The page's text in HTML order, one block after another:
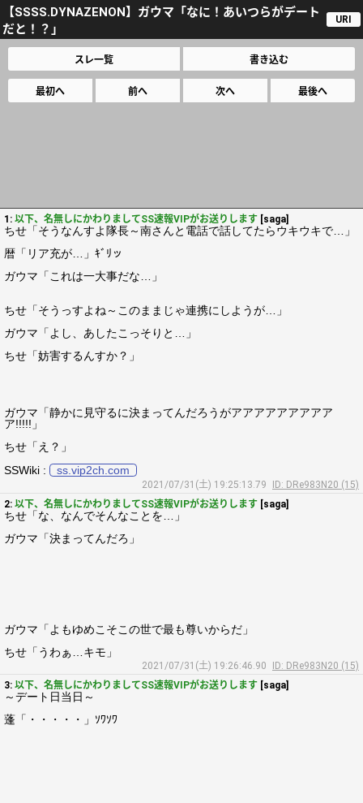
【SSSS.DYNAZENON】ガウマ「なに！あいつらがデート
だと！？」
URI
スレ一覧 書き込む
最初へ 前へ 次へ 最後へ
1: 以下、名無しにかわりましてSS速報VIPがお送りします [saga]
ちせ「そうなんすよ隊長～南さんと電話で話してたらウキウキで…」
暦「リア充が…」ｷﾞﾘッ
ガウマ「これは一大事だな…」
ちせ「そうっすよね～このままじゃ連携にしようが…」
ガウマ「よし、あしたこっそりと…」
ちせ「妨害するんすか？」
ガウマ「静かに見守るに決まってんだろうがアアアアアアアアア
ア!!!!!」
ちせ「え？」
SSWiki :
ss.vip2ch.com
2021/07/31(土) 19:25:13.79
ID: DRe983N20 (15)
2: 以下、名無しにかわりましてSS速報VIPがお送りします [saga]
ちせ「な、なんでそんなことを…」
ガウマ「決まってんだろ」
ガウマ「よもゆめこそこの世で最も尊いからだ」
ちせ「うわぁ…キモ」
2021/07/31(土) 19:26:46.90
ID: DRe983N20 (15)
3: 以下、名無しにかわりましてSS速報VIPがお送りします [saga]
～デート日当日～
蓬「・・・・・」ｿﾜｿﾜ